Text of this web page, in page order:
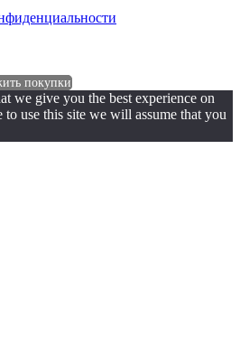
покупки
we give you the best experience on
use this site we will assume that you